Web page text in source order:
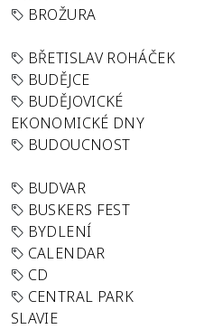
BROŽURA
BŘETISLAV ROHÁČEK
BUDĚJCE
BUDĚJOVICKÉ
EKONOMICKÉ DNY
BUDOUCNOST
BUDVAR
BUSKERS FEST
BYDLENÍ
CALENDAR
CD
CENTRAL PARK
SLAVIE